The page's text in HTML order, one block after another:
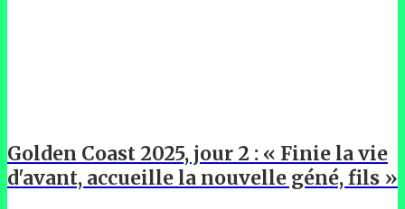
Golden Coast 2025, jour 2 : « Finie la vie
d'avant, accueille la nouvelle géné, fils »